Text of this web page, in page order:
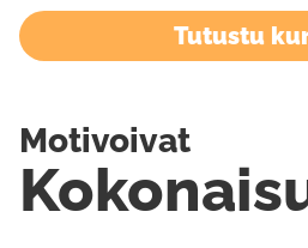
Tutustu
Motivoivat